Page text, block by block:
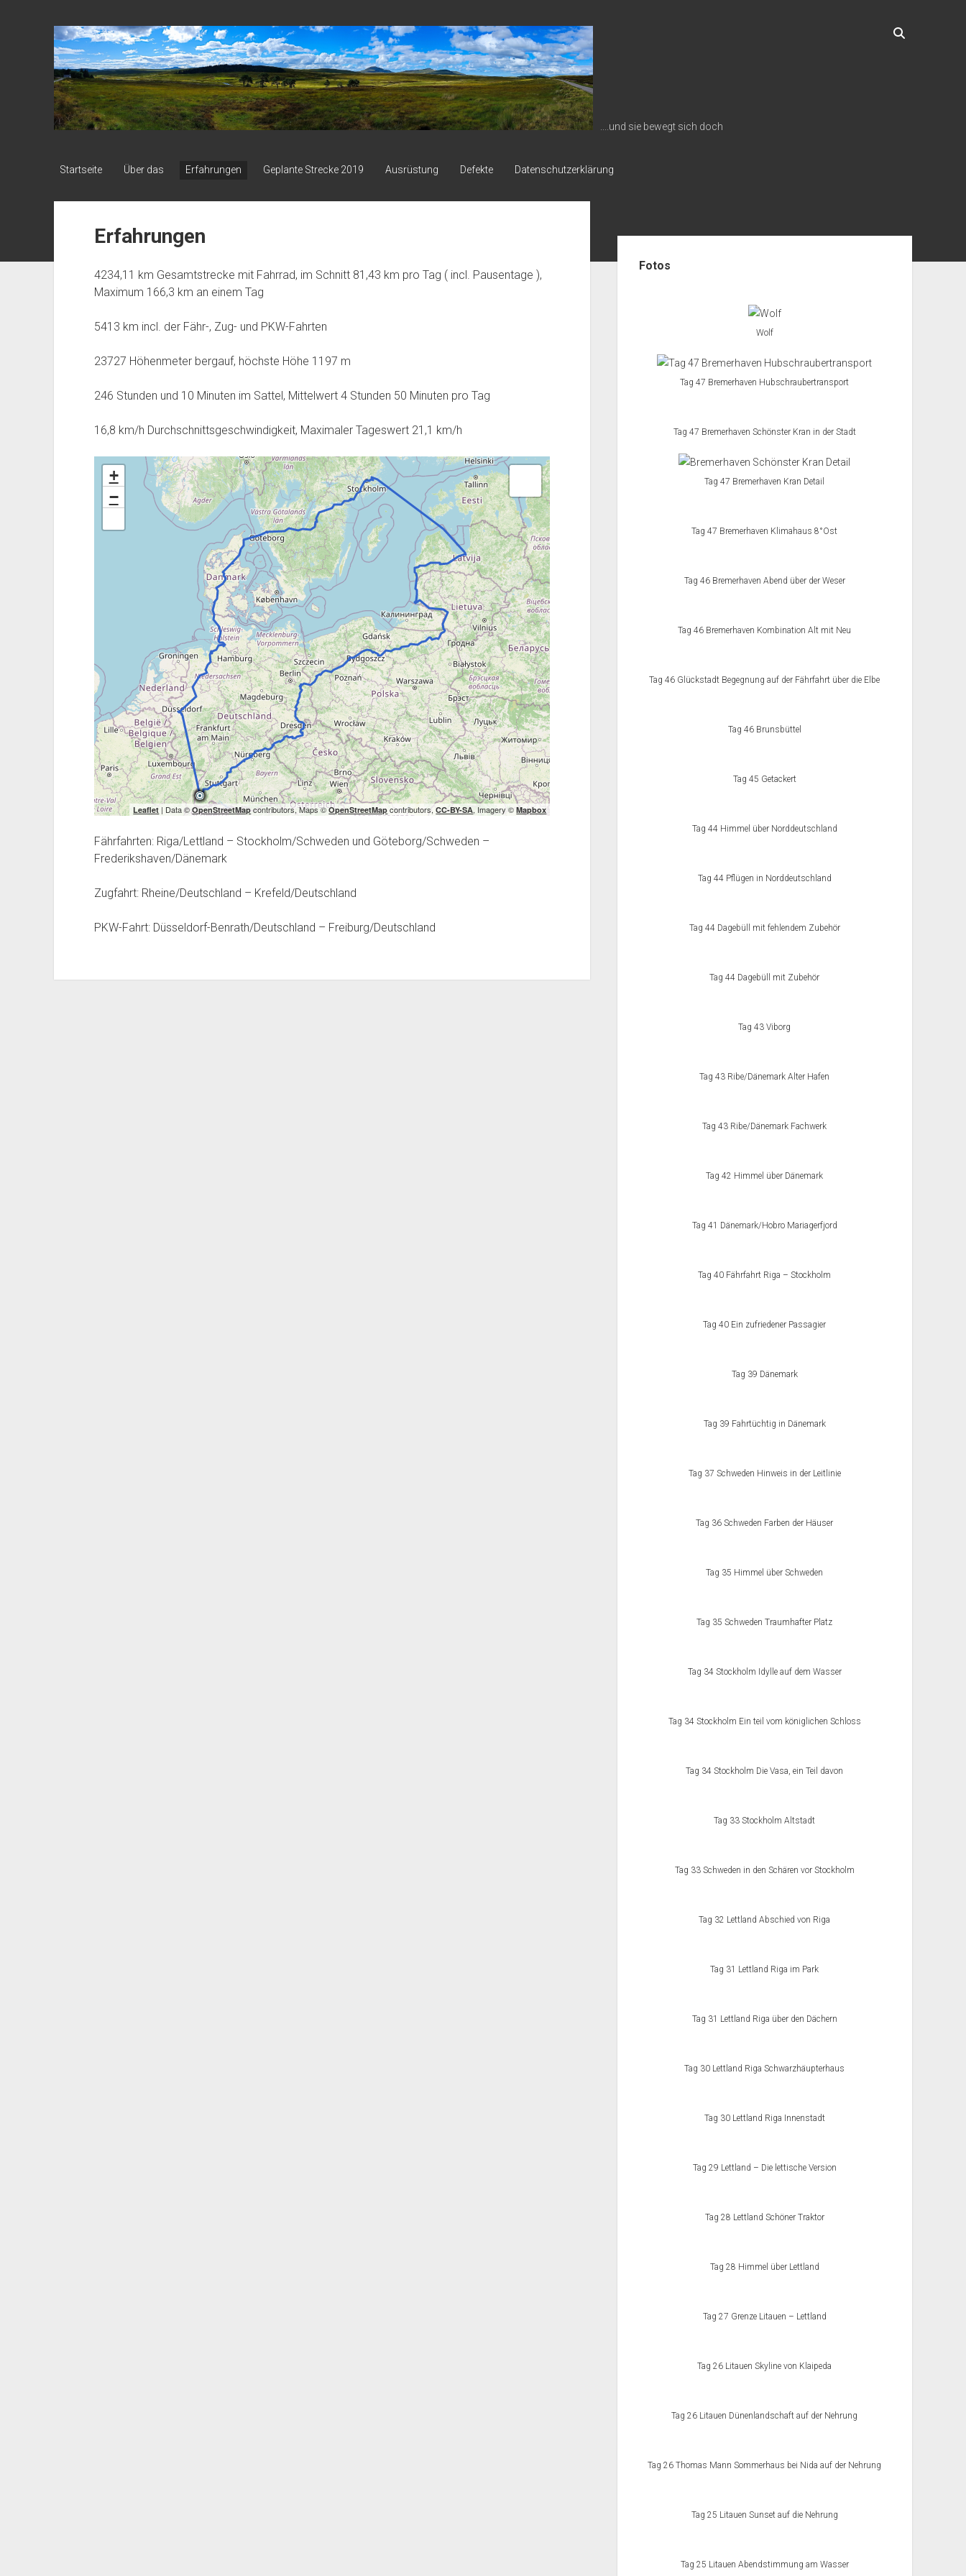
blog.clickpedal.de
....und sie bewegt sich doch
Startseite Über das Erfahrungen Geplante Strecke 2019 Ausrüstung Defekte Datenschutzerklärung
Erfahrungen
4234,11 km Gesamtstrecke mit Fahrrad, im Schnitt 81,43 km pro Tag ( incl. Pausentage ),
Maximum 166,3 km an einem Tag
5413 km incl. der Fähr-, Zug- und PKW-Fahrten
23727 Höhenmeter bergauf, höchste Höhe 1197 m
246 Stunden und 10 Minuten im Sattel, Mittelwert 4 Stunden 50 Minuten pro Tag
16,8 km/h Durchschnittsgeschwindigkeit, Maximaler Tageswert 21,1 km/h
+
−
Leaflet | Data ©OpenStreetMap contributors, Maps ©OpenStreetMap contributors,CC-BY-SA, Imagery ©Mapbox
Fährfahrten: Riga/Lettland – Stockholm/Schweden und Göteborg/Schweden –
Frederikshaven/Dänemark
Zugfahrt: Rheine/Deutschland – Krefeld/Deutschland
PKW-Fahrt: Düsseldorf-Benrath/Deutschland – Freiburg/Deutschland
Fotos
Wolf
Tag 47 Bremerhaven Hubschraubertransport
Tag 47 Bremerhaven Schönster Kran in der Stadt
Tag 47 Bremerhaven Kran Detail
Tag 47 Bremerhaven Klimahaus 8°Ost
Tag 46 Bremerhaven Abend über der Weser
Tag 46 Bremerhaven Kombination Alt mit Neu
Tag 46 Glückstadt Begegnung auf der Fährfahrt über die Elbe
Tag 46 Brunsbüttel
Tag 45 Getackert
Tag 44 Himmel über Norddeutschland
Tag 44 Pflügen in Norddeutschland
Tag 44 Dagebüll mit fehlendem Zubehör
Tag 44 Dagebüll mit Zubehör
Tag 43 Viborg
Tag 43 Ribe/Dänemark Alter Hafen
Tag 43 Ribe/Dänemark Fachwerk
Tag 42 Himmel über Dänemark
Tag 41 Dänemark/Hobro Mariagerfjord
Tag 40 Fährfahrt Riga – Stockholm
Tag 40 Ein zufriedener Passagier
Tag 39 Dänemark
Tag 39 Fahrtüchtig in Dänemark
Tag 37 Schweden Hinweis in der Leitlinie
Tag 36 Schweden Farben der Häuser
Tag 35 Himmel über Schweden
Tag 35 Schweden Traumhafter Platz
Tag 34 Stockholm Idylle auf dem Wasser
Tag 34 Stockholm Ein teil vom königlichen Schloss
Tag 34 Stockholm Die Vasa, ein Teil davon
Tag 33 Stockholm Altstadt
Tag 33 Schweden in den Schären vor Stockholm
Tag 32 Lettland Abschied von Riga
Tag 31 Lettland Riga im Park
Tag 31 Lettland Riga über den Dächern
Tag 30 Lettland Riga Schwarzhäupterhaus
Tag 30 Lettland Riga Innenstadt
Tag 29 Lettland – Die lettische Version
Tag 28 Lettland Schöner Traktor
Tag 28 Himmel über Lettland
Tag 27 Grenze Litauen – Lettland
Tag 26 Litauen Skyline von Klaipeda
Tag 26 Litauen Dünenlandschaft auf der Nehrung
Tag 26 Thomas Mann Sommerhaus bei Nida auf der Nehrung
Tag 25 Litauen Sunset auf die Nehrung
Tag 25 Litauen Abendstimmung am Wasser